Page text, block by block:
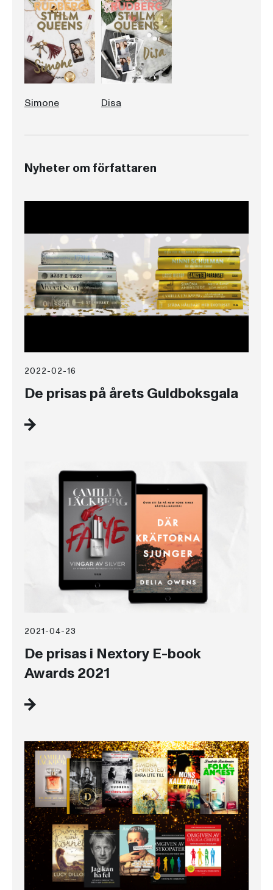
Simone Disa
Nyheter om författaren
2022-02-16
De prisas på årets Guldboksgala
2021-04-23
De prisas i Nextory E-book
Awards 2021